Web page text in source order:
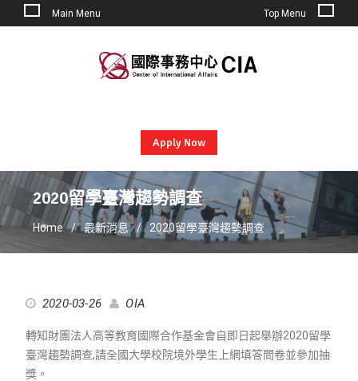
Main Menu Top Menu
Apply Now
2020留學臺灣趨勢調查
Home 最新消息 2020留學臺灣趨勢調查
2020-03-26 OIA
轉知財團法人高等教育國際合作基金會自即日起舉辦2020留學
臺灣趨勢調查,請全國大學校院境外學生上網填答問卷並參加抽
獎。